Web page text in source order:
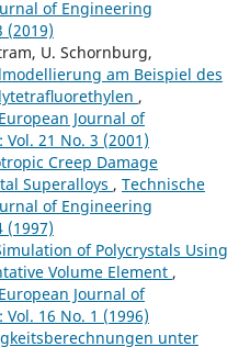
of Engineering
(2019)
U. Schornburg,
am Beispiel des
,
Journal of
21 No. 3 (2001)
Creep Damage
Superalloys , Technische
of Engineering
(1997)
of Polycrystals Using
Volume Element ,
Journal of
16 No. 1 (1996)
unter